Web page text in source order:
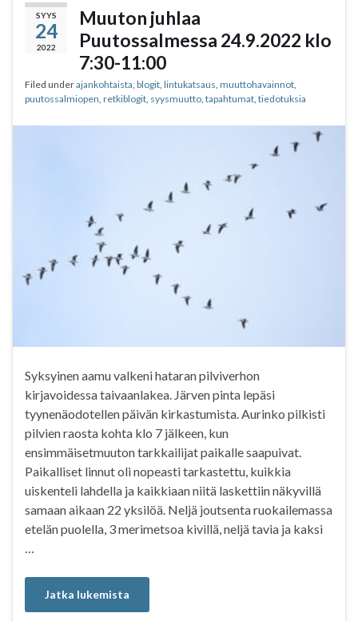
b
o
o
A
p
p
SYYS
24
2022
Muuton juhlaa
Puutossalmessa 24.9.2022 klo
7:30-11:00
Filed underajankohtaista blogit lintukatsaus muuttohavainnot
puutossalmiopen retkiblogit syysmuutto tapahtumat tiedotuksia
Syksyinen aamu valkeni hataran pilviverhon
kirjavoidessa taivaanlakea. Järven pinta lepäsi
tyynenäodotellen päivän kirkastumista. Aurinko pilkisti
pilvien raosta kohta klo 7 jälkeen, kun
ensimmäisetmuuton tarkkailijat paikalle saapuivat.
Paikalliset linnut oli nopeasti tarkastettu, kuikkia
uiskenteli lahdella ja kaikkiaan niitä laskettiin näkyvillä
samaan aikaan 22 yksilöä. Neljä joutsenta ruokailemassa
etelän puolella, 3 merimetsoa kivillä, neljä tavia ja kaksi
…
Jatka lukemista